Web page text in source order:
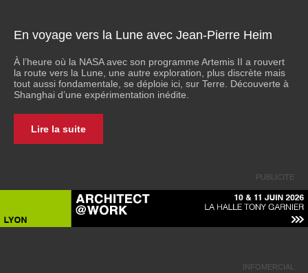
En voyage vers la Lune avec Jean-Pierre Heim
À l’heure où la NASA avec son programme Artemis II a rouvert
la route vers la Lune, une autre exploration, plus discrète mais
tout aussi fondamentale, se déploie ici, sur Terre. Découverte à
Shanghai d’une expérimentation inédite.
Lire la suite
PUBLICITE
INFOMERCIAL